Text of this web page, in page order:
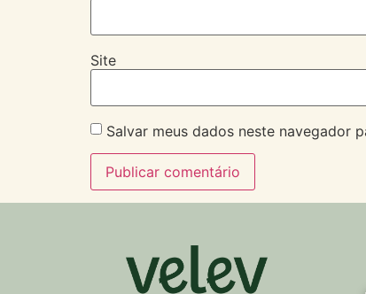
Site
Salvar meus dados neste navegador